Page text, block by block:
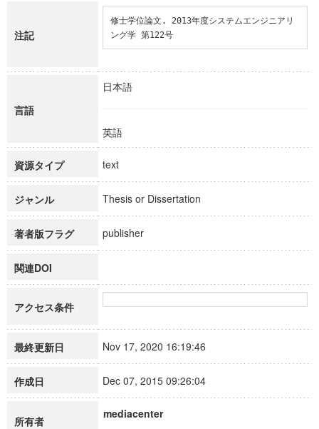
注記
修士学位論文. 2013年度システムエンジニアリ
ング学 第122号
言語
日本語
英語
資源タイプ text
ジャンル Thesis or Dissertation
著者版フラグ publisher
関連DOI
アクセス条件
最終更新日 Nov 17, 2020 16:19:46
作成日 Dec 07, 2015 09:26:04
所有者
mediacenter